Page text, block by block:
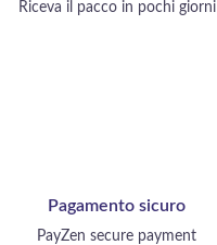
Riceva il pacco in pochi giorni
Pagamento sicuro
PayZen secure payment